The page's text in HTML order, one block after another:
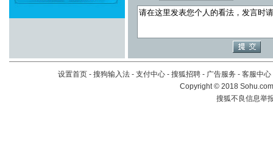
设置首页 - 搜狗输入法 - 支付中心 - 搜狐招聘 - 广告服务 - 客服中心
Copyright©2018
搜狐不良信息举